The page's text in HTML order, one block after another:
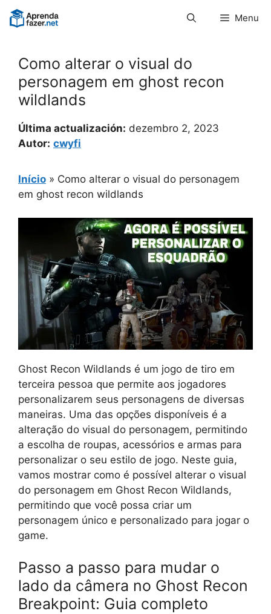
Pular
para
Menu
Como alterar o visual do
personagem em ghost recon
wildlands
Última actualización: dezembro 2, 2023
Autor: cwyfi
Início » Como alterar o visual do personagem
em ghost recon wildlands
Ghost Recon Wildlands é um jogo de tiro em
terceira pessoa que permite aos jogadores
personalizarem seus personagens de diversas
maneiras. Uma das opções disponíveis é a
alteração do visual do personagem, permitindo
a escolha de roupas, acessórios e armas para
personalizar o seu estilo de jogo. Neste guia,
vamos mostrar como é possível alterar o visual
do personagem em Ghost Recon Wildlands,
permitindo que você possa criar um
personagem único e personalizado para jogar o
game.
Passo a passo para mudar o
lado da câmera no Ghost Recon
Breakpoint: Guia completo